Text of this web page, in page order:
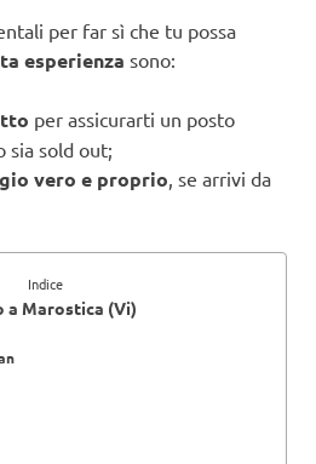
per far sì che tu possa
esperienza sono:
per assicurarti un posto
sia sold out;
vero e proprio , se arrivi da
Indice
a Marostica (Vi)